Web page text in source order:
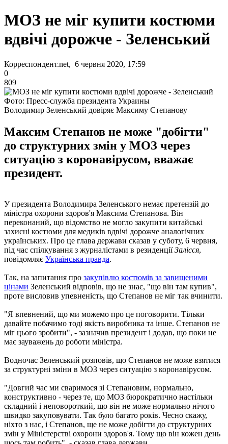
МОЗ не міг купити костюми
вдвічі дорожче - Зеленський
Корреспондент.net, 6 червня 2020, 17:59
0
809
Фото: Пресс-служба президента Украины
Володимир Зеленський довіряє Максиму Степанову
Максим Степанов не може "добігти"
до структурних змін у МОЗ через
ситуацію з коронавірусом, вважає
президент.
У президента Володимира Зеленського немає претензій до
міністра охорони здоров'я Максима Степанова. Він
переконаний, що відомство не могло закупити китайські
захисні костюми для медиків вдвічі дорожче аналогічних
українських. Про це глава держави сказав у суботу, 6 червня,
під час спілкування з журналістами в резиденціїЗалісся,
повідомляє Українська правда.
Так, на запитання про закупівлю костюмів за завищеними
цінами Зеленський відповів, що не знає, "що він там купив",
проте висловив упевненість, що Степанов не міг так вчинити.
"Я впевнений, що ми можемо про це поговорити. Тільки
давайте побачимо тоді якість виробника та інше. Степанов не
міг цього зробити", - зазначив президент і додав, що поки не
має зауважень до роботи міністра.
Водночас Зеленський розповів, що Степанов не може взятися
за структурні зміни в МОЗ через ситуацію з коронавірусом.
"Довгий час ми сваримося зі Степановим, нормально,
конструктивно - через те, що МОЗ бюрократично настільки
складний і неповороткий, що він не може нормально нічого
швидко закуповувати. Так було багато років. Чесно скажу,
ніхто з нас, і Степанов, ще не може добігти до структурних
змін у Міністерстві охорони здоров'я. Тому що він кожен день